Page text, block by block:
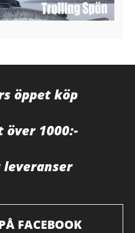
öppet köp
1000:-
leveranser
FACEBOOK